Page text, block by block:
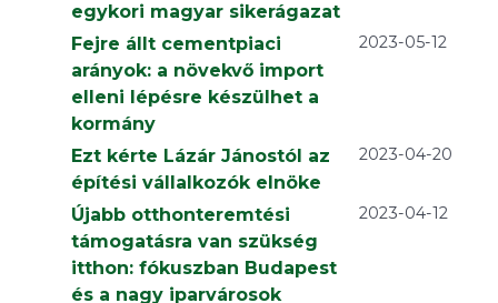
egykori magyar sikerágazat
Fejre állt cementpiaci
arányok: a növekvő import
elleni lépésre készülhet a
kormány
2023-05-12
Ezt kérte Lázár Jánostól az
építési vállalkozók elnöke
2023-04-20
Újabb otthonteremtési
támogatásra van szükség
itthon: fókuszban Budapest
és a nagy iparvárosok
2023-04-12